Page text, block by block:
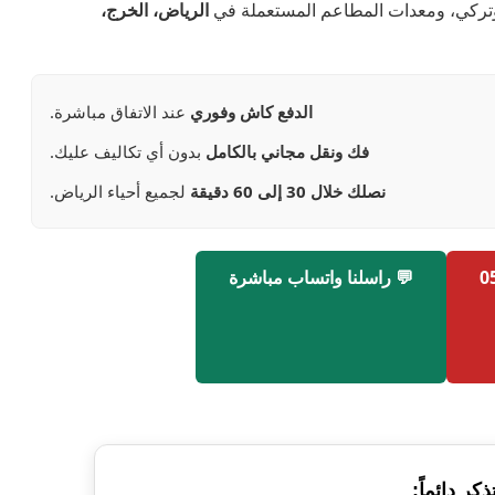
ومعدات المطاعم المستعملة في الرياض، الخرج،
الدفع كاش وفوري عند الاتفاق مباشرة.
فك ونقل مجاني بالكامل بدون أي تكاليف عليك.
نصلك خلال 30 إلى 60 دقيقة
لجميع أحياء الرياض.
💬 راسلنا واتساب مباشرة
دائماً: